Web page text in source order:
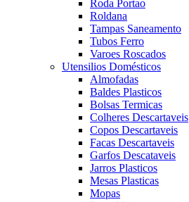
Roda Portao
Roldana
Tampas Saneamento
Tubos Ferro
Varoes Roscados
Utensilios Domésticos
Almofadas
Baldes Plasticos
Bolsas Termicas
Colheres Descartaveis
Copos Descartaveis
Facas Descartaveis
Garfos Descataveis
Jarros Plasticos
Mesas Plasticas
Mopas